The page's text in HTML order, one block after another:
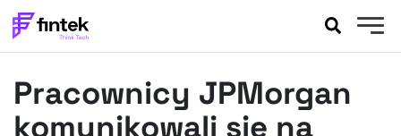
BANKOWOŚĆ
Pracownicy JPMorgan
komunikowali się na